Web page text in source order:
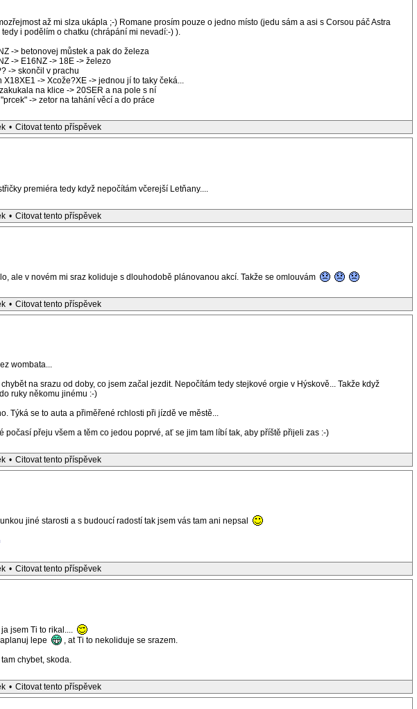
až mi slza ukápla ;-) Romane prosím pouze o jedno místo (jedu sám a asi s Corsou páč Astra
i podělím o chatku (chrápání mi nevadí:-) ).
-> betonovej můstek a pak do železa
-> E16NZ -> 18E -> železo
-> skončil v prachu
-> Xcože?XE -> jednou jí to taky čeká...
na klice -> 20SER a na pole s ní
-> zetor na tahání věcí a do práce
• Citovat tento příspěvek
premiéra tedy když nepočítám včerejší Letňany....
• Citovat tento příspěvek
ale v novém mi sraz koliduje s dlouhodobě plánovanou akcí. Takže se omlouvám
• Citovat tento příspěvek
wombata...
na srazu od doby, co jsem začal jezdit. Nepočítám tedy stejkové orgie v Hýskově... Takže když
ruky někomu jinému :-)
Týká se to auta a přiměřené rchlosti při jízdě ve městě...
počasí přeju všem a těm co jedou poprvé, ať se jim tam líbí tak, aby příště přijeli zas :-)
• Citovat tento příspěvek
jiné starosti a s budoucí radostí tak jsem vás tam ani nepsal
• Citovat tento příspěvek
jsem Ti to rikal....
lepe
, at Ti to nekoliduje se srazem.
chybet, skoda.
• Citovat tento příspěvek